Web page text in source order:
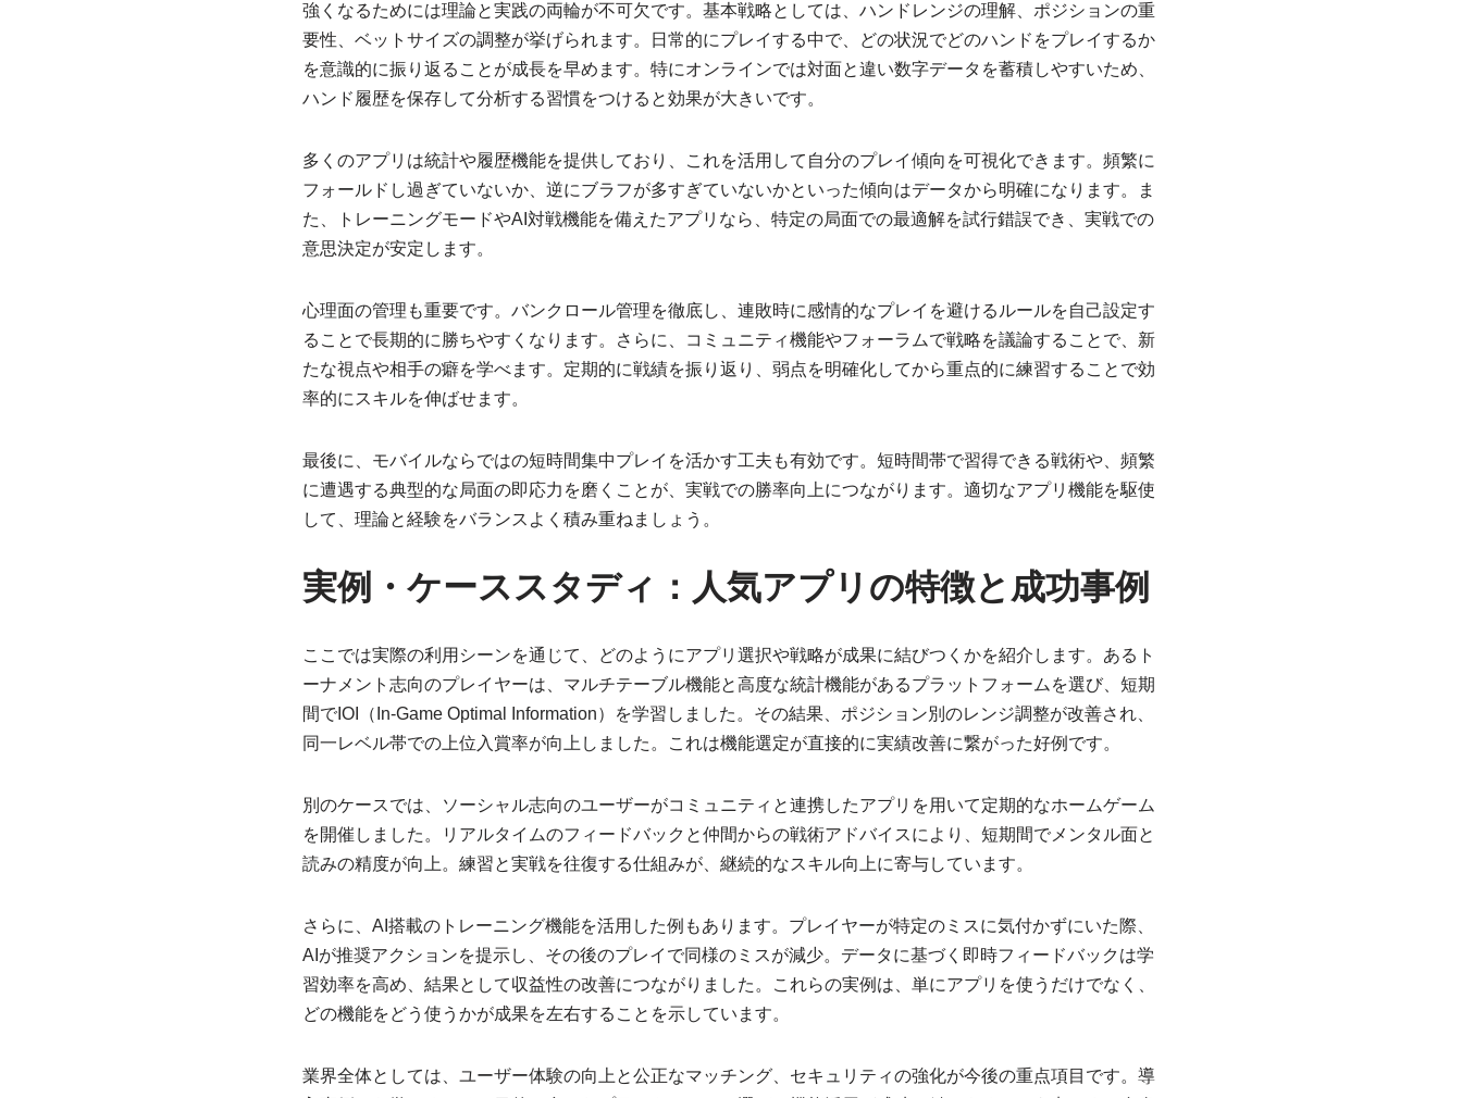
強くなるためには理論と実践の両輪が不可欠です。基本戦略としては、ハンドレンジの理解、ポジションの重
要性、ベットサイズの調整が挙げられます。日常的にプレイする中で、どの状況でどのハンドをプレイするか
を意識的に振り返ることが成長を早めます。特にオンラインでは対面と違い数字データを蓄積しやすいため、
ハンド履歴を保存して分析する習慣をつけると効果が大きいです。
多くのアプリは統計や履歴機能を提供しており、これを活用して自分のプレイ傾向を可視化できます。頻繁に
フォールドし過ぎていないか、逆にブラフが多すぎていないかといった傾向はデータから明確になります。ま
た、トレーニングモードやAI対戦機能を備えたアプリなら、特定の局面での最適解を試行錯誤でき、実戦での
意思決定が安定します。
心理面の管理も重要です。バンクロール管理を徹底し、連敗時に感情的なプレイを避けるルールを自己設定す
ることで長期的に勝ちやすくなります。さらに、コミュニティ機能やフォーラムで戦略を議論することで、新
たな視点や相手の癖を学べます。定期的に戦績を振り返り、弱点を明確化してから重点的に練習することで効
率的にスキルを伸ばせます。
最後に、モバイルならではの短時間集中プレイを活かす工夫も有効です。短時間帯で習得できる戦術や、頻繁
に遭遇する典型的な局面の即応力を磨くことが、実戦での勝率向上につながります。適切なアプリ機能を駆使
して、理論と経験をバランスよく積み重ねましょう。
実例・ケーススタディ：人気アプリの特徴と成功事例
ここでは実際の利用シーンを通じて、どのようにアプリ選択や戦略が成果に結びつくかを紹介します。あるト
ーナメント志向のプレイヤーは、マルチテーブル機能と高度な統計機能があるプラットフォームを選び、短期
間でIOI（In-Game Optimal Information）を学習しました。その結果、ポジション別のレンジ調整が改善され、
同一レベル帯での上位入賞率が向上しました。これは機能選定が直接的に実績改善に繋がった好例です。
別のケースでは、ソーシャル志向のユーザーがコミュニティと連携したアプリを用いて定期的なホームゲーム
を開催しました。リアルタイムのフィードバックと仲間からの戦術アドバイスにより、短期間でメンタル面と
読みの精度が向上。練習と実戦を往復する仕組みが、継続的なスキル向上に寄与しています。
さらに、AI搭載のトレーニング機能を活用した例もあります。プレイヤーが特定のミスに気付かずにいた際、
AIが推奨アクションを提示し、その後のプレイで同様のミスが減少。データに基づく即時フィードバックは学
習効率を高め、結果として収益性の改善につながりました。これらの実例は、単にアプリを使うだけでなく、
どの機能をどう使うかが成果を左右することを示しています。
業界全体としては、ユーザー体験の向上と公正なマッチング、セキュリティの強化が今後の重点項目です。導